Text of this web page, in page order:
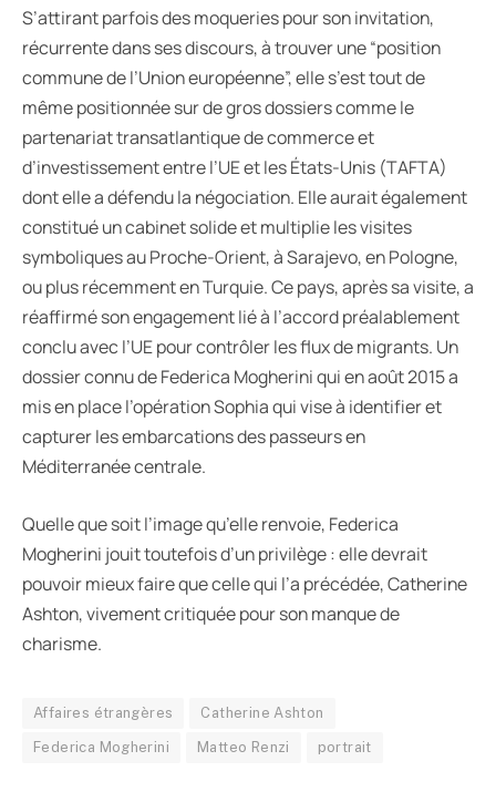
S’attirant parfois des moqueries pour son invitation,
récurrente dans ses discours, à trouver une “position
commune de l’Union européenne”, elle s’est tout de
même positionnée sur de gros dossiers comme le
partenariat transatlantique de commerce et
d’investissement entre l’UE et les États-Unis (TAFTA)
dont elle a défendu la négociation. Elle aurait également
constitué un cabinet solide et multiplie les visites
symboliques au Proche-Orient, à Sarajevo, en Pologne,
ou plus récemment en Turquie. Ce pays, après sa visite, a
réaffirmé son engagement lié à l’accord préalablement
conclu avec l’UE pour contrôler les flux de migrants. Un
dossier connu de Federica Mogherini qui en août 2015 a
mis en place l’opération Sophia qui vise à identifier et
capturer les embarcations des passeurs en
Méditerranée centrale.
Quelle que soit l’image qu’elle renvoie, Federica
Mogherini jouit toutefois d’un privilège : elle devrait
pouvoir mieux faire que celle qui l’a précédée, Catherine
Ashton, vivement critiquée pour son manque de
charisme.
Affaires étrangères Catherine Ashton
Federica Mogherini Matteo Renzi portrait